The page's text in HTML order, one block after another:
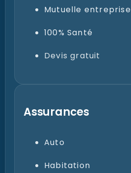
Mutuelle entreprise
100% Santé
Devis gratuit
Assurances
Auto
Habitation